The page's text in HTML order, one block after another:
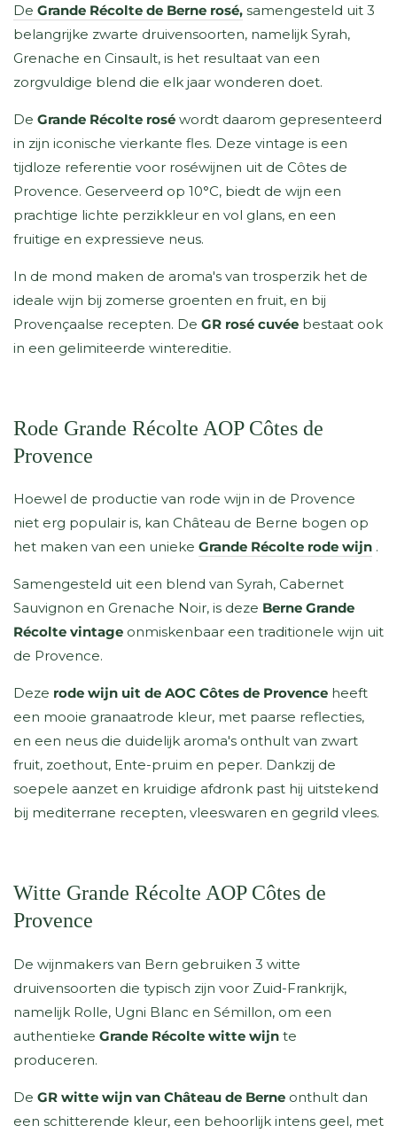
De Grande Récolte de Berne rosé, samengesteld uit 3
belangrijke zwarte druivensoorten, namelijk Syrah,
Grenache en Cinsault, is het resultaat van een
zorgvuldige blend die elk jaar wonderen doet.
De Grande Récolte rosé wordt daarom gepresenteerd
in zijn iconische vierkante fles. Deze vintage is een
tijdloze referentie voor roséwijnen uit de Côtes de
Provence. Geserveerd op 10°C, biedt de wijn een
prachtige lichte perzikkleur en vol glans, en een
fruitige en expressieve neus.
In de mond maken de aroma's van trosperzik het de
ideale wijn bij zomerse groenten en fruit, en bij
Provençaalse recepten. De GR rosé cuvée bestaat ook
in een gelimiteerde wintereditie.
Rode Grande Récolte AOP Côtes de
Provence
Hoewel de productie van rode wijn in de Provence
niet erg populair is, kan Château de Berne bogen op
het maken van een unieke Grande Récolte rode wijn .
Samengesteld uit een blend van Syrah, Cabernet
Sauvignon en Grenache Noir, is deze Berne Grande
Récolte vintage onmiskenbaar een traditionele wijn uit
de Provence.
Deze rode wijn uit de AOC Côtes de Provence heeft
een mooie granaatrode kleur, met paarse reflecties,
en een neus die duidelijk aroma's onthult van zwart
fruit, zoethout, Ente-pruim en peper. Dankzij de
soepele aanzet en kruidige afdronk past hij uitstekend
bij mediterrane recepten, vleeswaren en gegrild vlees.
Witte Grande Récolte AOP Côtes de
Provence
De wijnmakers van Bern gebruiken 3 witte
druivensoorten die typisch zijn voor Zuid-Frankrijk,
namelijk Rolle, Ugni Blanc en Sémillon, om een
authentieke Grande Récolte witte wijn te
produceren.
De GR witte wijn van Château de Berne onthult dan
een schitterende kleur, een behoorlijk intens geel, met